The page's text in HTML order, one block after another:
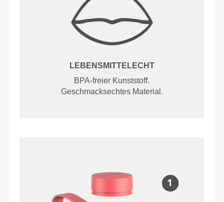
LEBENSMITTELECHT
BPA-freier Kunststoff.
Geschmacksechtes Material.